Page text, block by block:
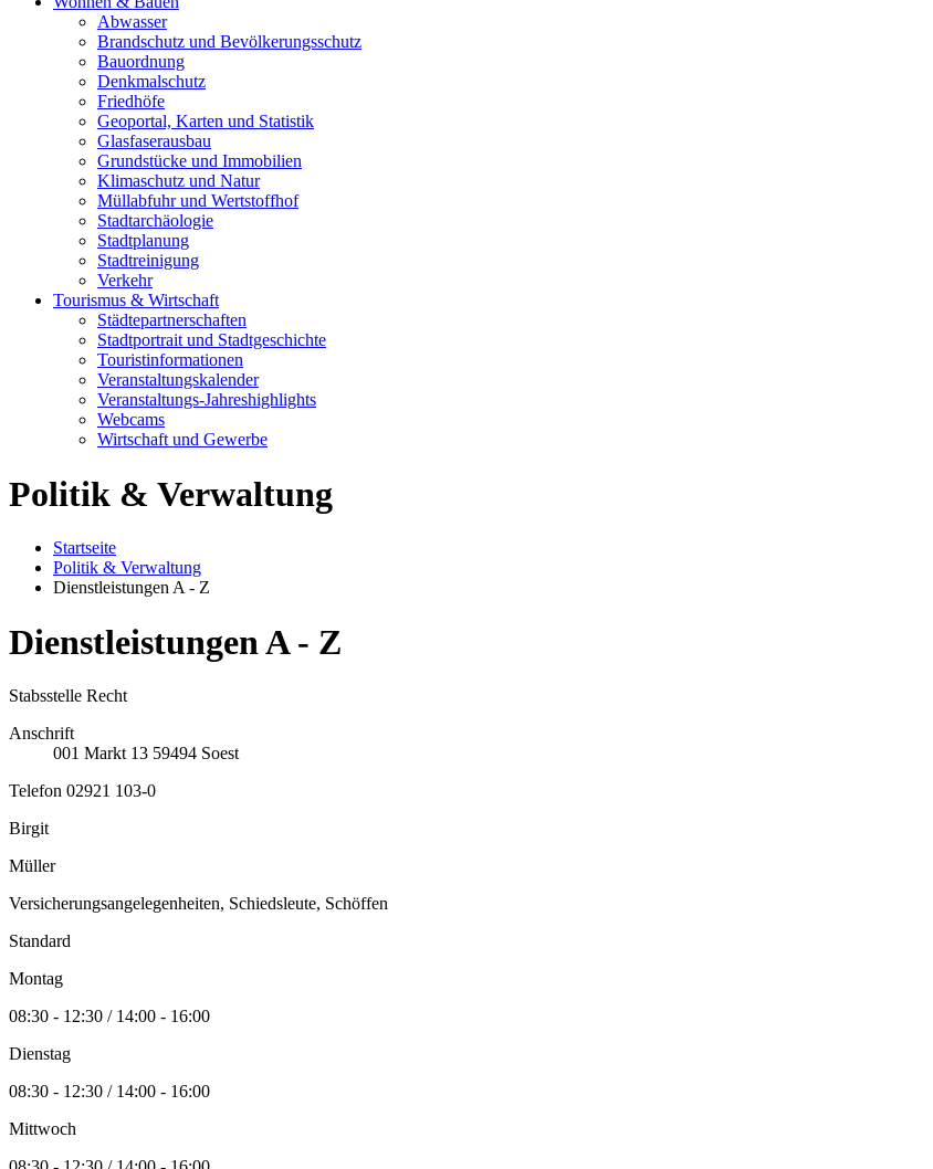
Abwasser
Brandschutz und Bevölkerungsschutz
Bauordnung
Denkmalschutz
Friedhöfe
Geoportal, Karten und Statistik
Glasfaserausbau
Grundstücke und Immobilien
Klimaschutz und Natur
Müllabfuhr und Wertstoffhof
Stadtarchäologie
Stadtplanung
Stadtreinigung
Verkehr
Tourismus & Wirtschaft
Städtepartnerschaften
Stadtportrait und Stadtgeschichte
Touristinformationen
Veranstaltungskalender
Veranstaltungs-Jahreshighlights
Webcams
Wirtschaft und Gewerbe
Politik & Verwaltung
Startseite
Politik & Verwaltung
Dienstleistungen A - Z
Dienstleistungen A - Z
Stabsstelle Recht
Anschrift
001 Markt 13 59494 Soest
Telefon 02921 103-0
Birgit
Müller
Versicherungsangelegenheiten, Schiedsleute, Schöffen
Standard
Montag
08:30 - 12:30 / 14:00 - 16:00
Dienstag
08:30 - 12:30 / 14:00 - 16:00
Mittwoch